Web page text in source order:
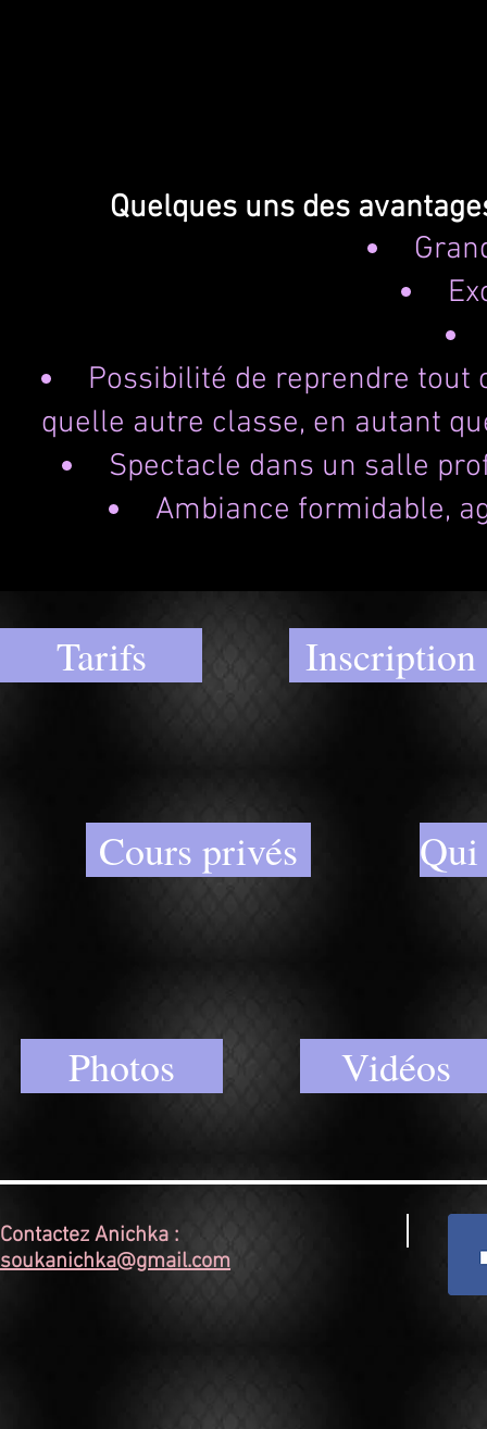
Quelques uns des
Possibilité de reprendre tout
quelle autre classe, en autant
Spectacle dans un salle
Ambiance formidable,
Tarifs Inscription
Cours privés
Photos Vidéos
Contactez Anichka :
soukanichka@gmail.com